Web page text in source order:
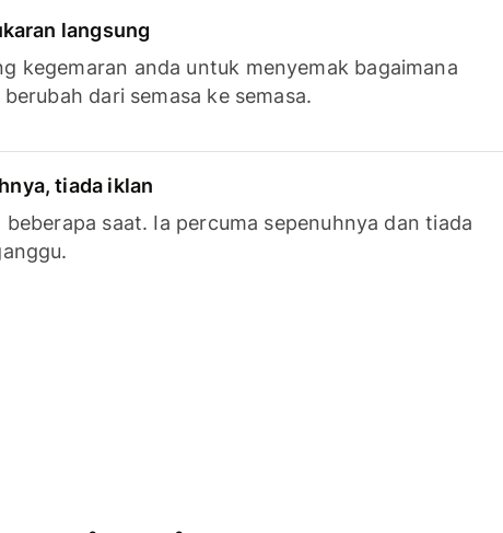
langsung
kegemaran anda untuk menyemak bagaimana
dari semasa ke semasa.
tiada iklan
saat. Ia percuma sepenuhnya dan tiada